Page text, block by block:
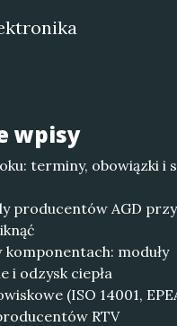
wpisy
terminy, obowiązki i
producentów AGD
moduły
i odzysk ciepła
(ISO 14001,
RTV